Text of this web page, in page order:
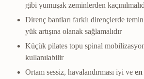
gibi yumuşak zeminlerden
Direnç bantları farklı dirençlerde
yük artışına olanak sağlamalıdır
Küçük pilates topu spinal
kullanılabilir
Ortam sessiz, havalandırması iyi ve en